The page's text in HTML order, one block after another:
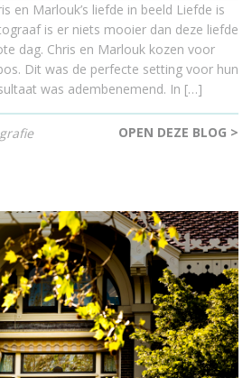
en Marlouk’s liefde in beeld Liefde is
is er niets mooier dan deze liefde
dag. Chris en Marlouk kozen voor
Dit was de perfecte setting voor hun
was adembenemend. In […]
OPEN DEZE BLOG >